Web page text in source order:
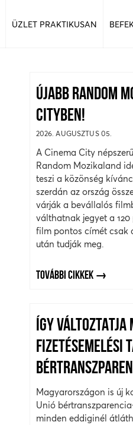
ÜZLET PRAKTIKUSAN
ÚJABB RANDOM
CITYBEN!
2026. AUGUSZTUS 05.
A Cinema City
Random Mozikaland
teszi a közönség
szerdán az ország
várják a bevállalós
válthatnak jegyet a 120
film pontos címét csak
után tudják meg.
TOVÁBBI CIKKEK
ÍGY VÁLTOZTATJA
FIZETÉSEMELÉSI
Magyarországon is új
Unió
minden eddiginél